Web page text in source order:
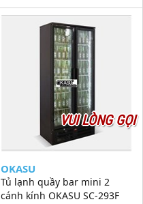
VUI LÒNG GỌI
OKASU
Tủ lạnh quầy bar mini 2
cánh kính OKASU SC-293F